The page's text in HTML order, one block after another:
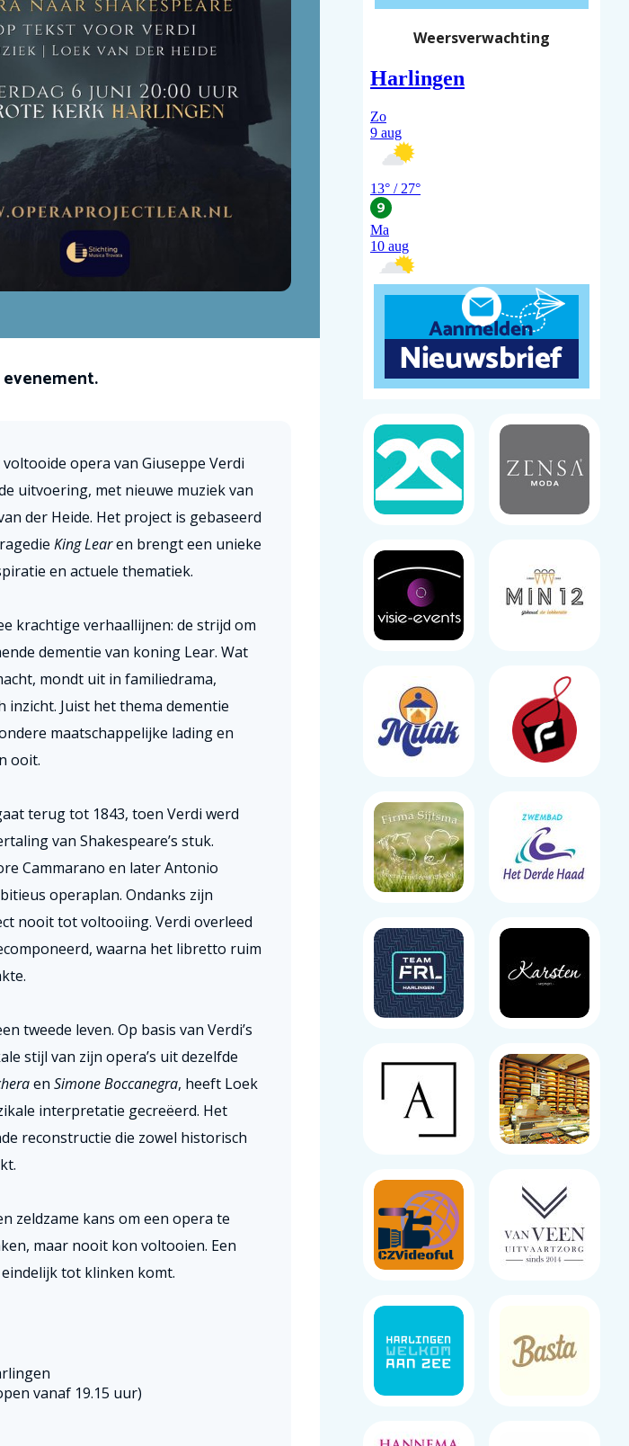
evenement.
opera van Giuseppe Verdi
uitvoering, met nieuwe muziek van
der Heide. Het project is gebaseerd
King Learen brengt een unieke
en actuele thematiek.
krachtige verhaallijnen: de strijd om
dementie van koning Lear. Wat
mondt uit in familiedrama,
Juist het thema dementie
maatschappelijke lading en
ooit.
terug tot 1843, toen Verdi werd
van Shakespeare’s stuk.
Cammarano en later Antonio
operaplan. Ondanks zijn
nooit tot voltooiing. Verdi overleed
waarna het libretto ruim
tweede leven. Op basis van Verdi’s
stijl van zijn opera’s uit dezelfde
en Simone Boccanegra, heeft Loek
interpretatie gecreëerd. Het
reconstructie die zowel historisch
zeldzame kans om een opera te
maar nooit kon voltooien. Een
tot klinken komt.
vanaf 19.15 uur)
Weersverwachting